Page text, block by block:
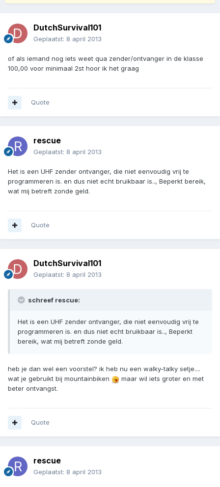
DutchSurvival101
Geplaatst: 8 april 2013
of als iemand nog iets weet qua zender/ontvanger in de klasse
100,00 voor minimaal 2st hoor ik het graag
Quote
rescue
Geplaatst: 8 april 2013
Het is een UHF zender ontvanger, die niet eenvoudig vrij te
programmeren is. en dus niet echt bruikbaar is.., Beperkt bereik,
wat mij betreft zonde geld.
Quote
DutchSurvival101
Geplaatst: 8 april 2013
schreef rescue:
Het is een UHF zender ontvanger, die niet eenvoudig vrij te
programmeren is. en dus niet echt bruikbaar is.., Beperkt
bereik, wat mij betreft zonde geld.
heb je dan wel een voorstel? ik heb nu een walky-talky setje....
wat je gebruikt bij mountainbiken
maar wil iets groter en met
beter ontvangst.
Quote
rescue
Geplaatst: 8 april 2013